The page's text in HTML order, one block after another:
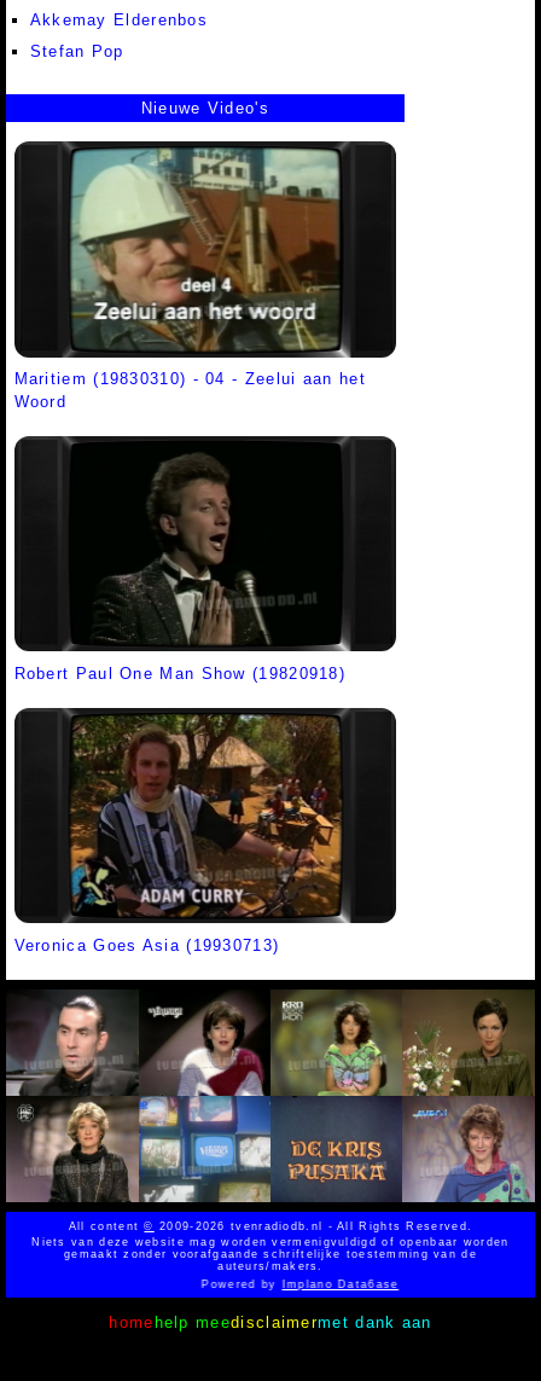
Akkemay Elderenbos
Stefan Pop
Nieuwe Video's
Maritiem (19830310) - 04 - Zeelui aan het
Woord
Robert Paul One Man Show (19820918)
Veronica Goes Asia (19930713)
All content© 2009-2026 tvenradiodb.nl - All Rights Reserved.
Niets van deze website mag worden vermenigvuldigd of openbaar worden
gemaakt zonder voorafgaande schriftelijke toestemming van de
auteurs/makers.
Powered byImplano Data6ase
home help meedisclaimermet dank aan